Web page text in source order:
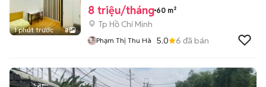
1 phút trước 8
8 triệu/tháng 60 m²
Tp Hồ Chí Minh
Phạm Thị Thu Hà 5.0 6 đã bán